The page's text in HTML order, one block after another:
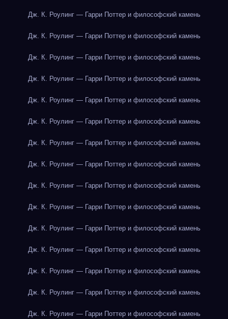
Дж. К. Роулинг — Гарри Поттер и философский камень
Дж. К. Роулинг — Гарри Поттер и философский камень
Дж. К. Роулинг — Гарри Поттер и философский камень
Дж. К. Роулинг — Гарри Поттер и философский камень
Дж. К. Роулинг — Гарри Поттер и философский камень
Дж. К. Роулинг — Гарри Поттер и философский камень
Дж. К. Роулинг — Гарри Поттер и философский камень
Дж. К. Роулинг — Гарри Поттер и философский камень
Дж. К. Роулинг — Гарри Поттер и философский камень
Дж. К. Роулинг — Гарри Поттер и философский камень
Дж. К. Роулинг — Гарри Поттер и философский камень
Дж. К. Роулинг — Гарри Поттер и философский камень
Дж. К. Роулинг — Гарри Поттер и философский камень
Дж. К. Роулинг — Гарри Поттер и философский камень
Дж. К. Роулинг — Гарри Поттер и философский камень